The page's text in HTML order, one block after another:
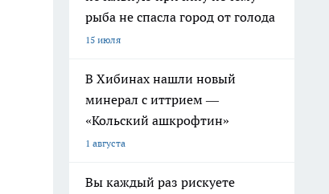
рыба не спасла город от голода
15 июля
В Хибинах нашли новый
минерал с иттрием —
«Кольский ашкрофтин»
1 августа
Вы каждый раз рискуете